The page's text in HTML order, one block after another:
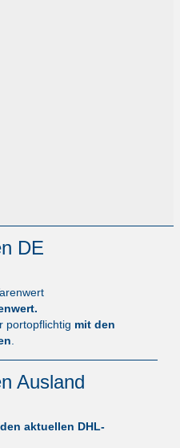
DE
portopflichtig mit den
Ausland
aktuellen DHL-